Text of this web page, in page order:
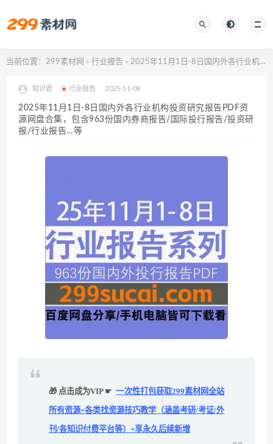
当前位置： 299素材网 > 行业报告 > 2025年11月1日-8日国内外各行业机构投资研究报告PDF资源网盘合集，包含963份国内券商报告/国际投行报告/投资研报/行业报告…等
知识君 行业报告 2025-11-08
2025年11月1日-8日国内外各行业机构投资研究报告PDF资
源网盘合集，包含963份国内券商报告/国际投行报告/投资研
报/行业报告…等
🎁 点击成为VIP ☛ 一次性打包获取299素材网全站
所有资源+各类找资源技巧教学（涵盖考研/考证/外
刊/各知识付费平台等）+享永久后续新增